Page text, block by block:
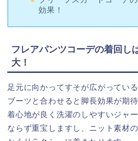
効果！
フレアパンツコーデの着回し
大！
足元に向かってすそが広がってい
ブーツと合わせると脚長効果が期待
着心地が良く洗濯のしやすいジャ
ならず重宝しますし、ニット素材